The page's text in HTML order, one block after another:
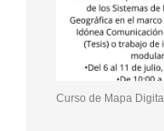
Curso de Mapa